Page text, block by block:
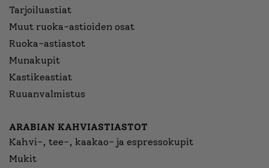
Tarjoiluastiat
Muut ruoka-astioiden osat
Ruoka-astiastot
Munakupit
Kastikeastiat
Ruuanvalmistus
ARABIAN KAHVIASTIASTOT
Kahvi-, tee-, kaakao- ja espressokupit
Mukit